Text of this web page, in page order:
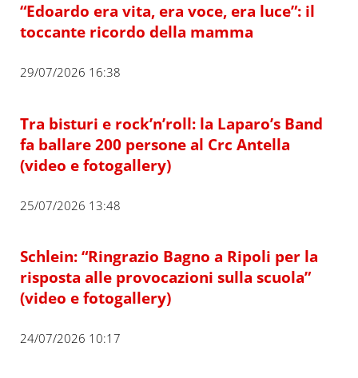
“Edoardo era vita, era voce, era luce”: il
toccante ricordo della mamma
29/07/2026 16:38
Tra bisturi e rock’n’roll: la Laparo’s Band
fa ballare 200 persone al Crc Antella
(video e fotogallery)
25/07/2026 13:48
Schlein: “Ringrazio Bagno a Ripoli per la
risposta alle provocazioni sulla scuola”
(video e fotogallery)
24/07/2026 10:17